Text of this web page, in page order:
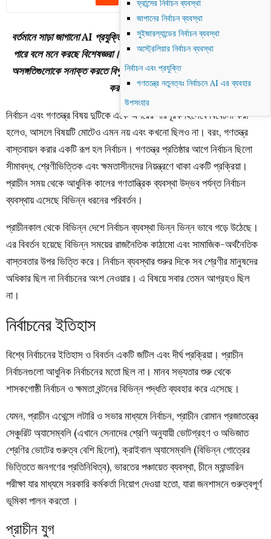
বর্তমানে সাড়া জাগানো AI প্রযুক্তিও নির্বাচনের ক্ষেত্রে ইতিবাচক ভূমিকা রাখতে
পারে বলে মনে করছে বিশেষজ্ঞরা। প্রতারণামূলক কার্যকলাপের ইঙ্গিত দিতে এবং
অসঙ্গতিগুলোকে সনাক্ত করতে বিপুল পরিমাণ ডেটা বিশ্লেষণ করতে AI ব্যবহার
করা যেতে পারে।
নির্বাচন এবং গণতন্ত্র বিষয় দুটিকে একে অপরের পরিপূরক হিসেবে বিবেচনা করা
হলেও, আসলে বিষয়টি মোটেও এমন নয় এবং কখনো ছিলও না। বরং, গণতন্ত্র
বাস্তবায়ন করার একটি রূপ হল নির্বাচন। গণতন্ত্র প্রতিষ্ঠার আগে নির্বাচন ছিলো
সীমাবদ্ধ, শ্রেণীভিত্তিক এবং ক্ষমতাসীনদের নিয়ন্ত্রণে থাকা একটি প্রক্রিয়া।
প্রাচীন সময় থেকে আধুনিক কালের গণতান্ত্রিক ব্যবস্থা উদ্ভব পর্যন্ত নির্বাচন
ব্যবস্থায় এসেছে বিভিন্ন ধরনের পরিবর্তন।
প্রাচীনকাল থেকে বিভিন্ন দেশে নির্বাচন ব্যবস্থা ভিন্ন ভিন্ন ভাবে গড়ে উঠেছে।
এর বিবর্তন হয়েছে বিভিন্ন সময়ের রাজনৈতিক কাঠামো এবং সামাজিক-অর্থনৈতিক
বাস্তবতার উপর ভিত্তি করে। নির্বাচন ব্যবস্থার শুরুর দিকে সব শ্রেণীর মানুষদের
অধিকার ছিল না নির্বাচনের অংশ নেওয়ার। এ বিষয়ে সবার তেমন আগ্রহও ছিল
না।
নির্বাচনের ইতিহাস
বিশ্বে নির্বাচনের ইতিহাস ও বিবর্তন একটি জটিল এবং দীর্ঘ প্রক্রিয়া। প্রাচীন
নির্বাচনগুলো আধুনিক নির্বাচনের মতো ছিল না। মানব সভ্যতার শুরু থেকে
শাসকগোষ্ঠী নির্বাচন ও ক্ষমতা বন্টনের বিভিন্ন পদ্ধতি ব্যবহার করে এসেছে।
যেমন, প্রাচীন এথেন্সে লটারি ও সভার মাধ্যমে নির্বাচন, প্রাচীন রোমান প্রজাতন্ত্রে
সেঞ্চুরিট অ্যাসেম্বলি (এখানে সেনাদের শ্রেণি অনুযায়ী ভোটগ্রহণ ও অভিজাত
শ্রেণির ভোটের গুরুত্ব বেশি ছিলো), ক্রাইবাল অ্যাসেম্বলি (বিভিন্ন গোত্রের
ভিত্তিতে জনগণের প্রতিনিধিত্ব), ভারতের পঞ্চায়েত ব্যবস্থা, চীনে ম্যান্ডারিন
পরীক্ষা যার মাধ্যমে সরকারি কর্মকর্তা নিয়োগ দেওয়া হতো, যারা জনশাসনে গুরুত্বপূর্ণ
ভূমিকা পালন করতো ।
প্রাচীন যুগ
ফ্রান্সের নির্বাচন ব্যবস্থা
জাপানের নির্বাচন ব্যবস্থা
সুইজারল্যান্ডের নির্বাচন ব্যবস্থা
অস্ট্রেলিয়ার নির্বাচন ব্যবস্থা
নির্বাচন এবং প্রযুক্তি
গণতন্ত্রে নতুনত্বঃ নির্বাচনে AI এর ব্যবহার
উপসংহার